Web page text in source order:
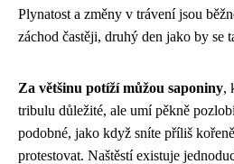
Plynatost a změny v trávení jsou
záchod častěji, druhý den jako by se
Za většinu potíží můžou saponiny,
tribulu důležité, ale umí pěkně
podobné, jako když sníte příliš
protestovat. Naštěstí existuje